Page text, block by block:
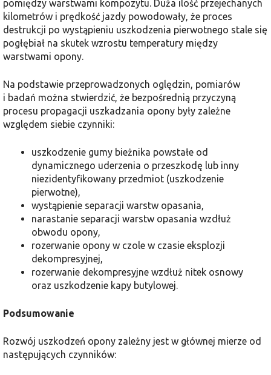
pomiędzy warstwami kompozytu. Duża ilość przejechanych
kilometrów i prędkość jazdy powodowały, że proces
destrukcji po wystąpieniu uszkodzenia pierwotnego stale się
pogłębiał na skutek wzrostu temperatury między
warstwami opony.
Na podstawie przeprowadzonych oględzin, pomiarów
i badań można stwierdzić, że bezpośrednią przyczyną
procesu propagacji uszkadzania opony były zależne
względem siebie czynniki:
uszkodzenie gumy bieżnika powstałe od
dynamicznego uderzenia o przeszkodę lub inny
niezidentyfikowany przedmiot (uszkodzenie
pierwotne),
wystąpienie separacji warstw opasania,
narastanie separacji warstw opasania wzdłuż
obwodu opony,
rozerwanie opony w czole w czasie eksplozji
dekompresyjnej,
rozerwanie dekompresyjne wzdłuż nitek osnowy
oraz uszkodzenie kapy butylowej.
Podsumowanie
Rozwój uszkodzeń opony zależny jest w głównej mierze od
następujących czynników: